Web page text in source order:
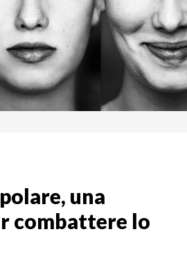
una
combattere lo